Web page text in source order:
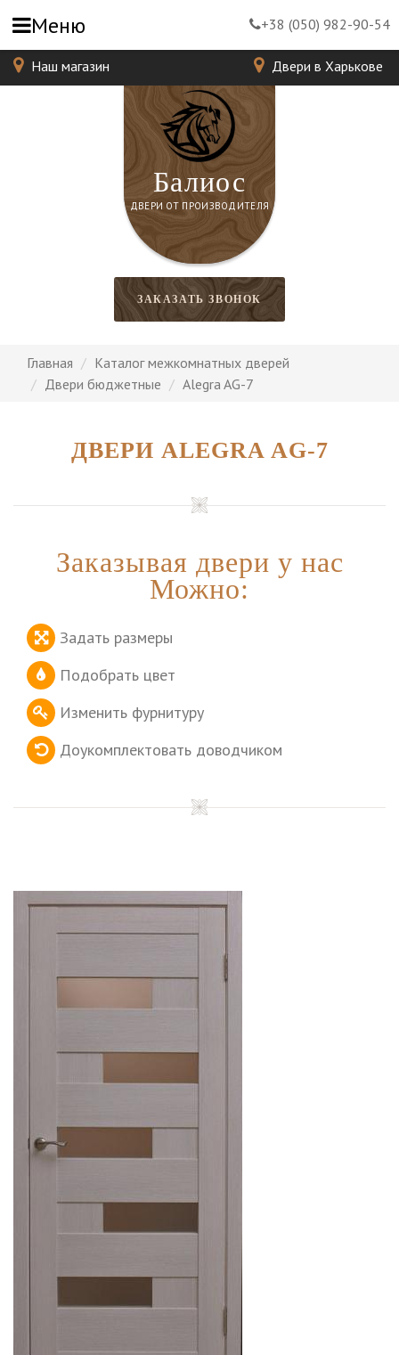
Балиос
ДВЕРИ ОТ ПРОИЗВОДИТЕЛЯ
Наш магазин Двери в Харькове
ЗАКАЗАТЬ ЗВОНОК
Главная
Каталог межкомнатных дверей
Двери бюджетные
Alegra AG-7
ДВЕРИ ALEGRA AG-7
Заказывая двери у нас
Можно:
Задать размеры
Подобрать цвет
Изменить фурнитуру
Доукомплектовать доводчиком
Меню +38 (050) 982-90-54